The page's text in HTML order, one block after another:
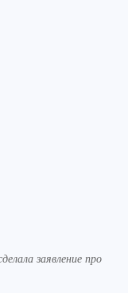
заявление про